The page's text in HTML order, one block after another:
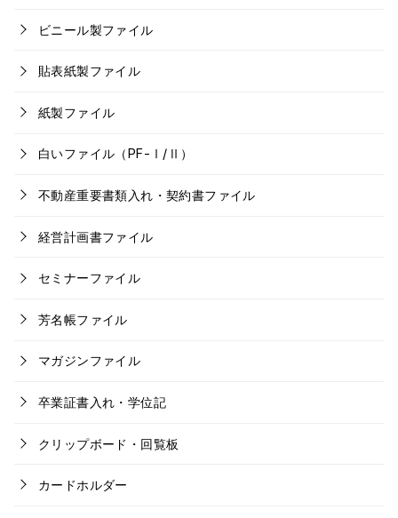
ビニール製ファイル
貼表紙製ファイル
紙製ファイル
白いファイル（PF-Ⅰ/Ⅱ）
不動産重要書類入れ・契約書ファイル
経営計画書ファイル
セミナーファイル
芳名帳ファイル
マガジンファイル
卒業証書入れ・学位記
クリップボード・回覧板
カードホルダー